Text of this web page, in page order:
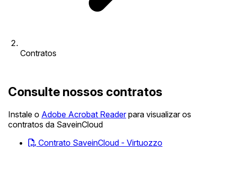
Contratos
Consulte nossos contratos
Instale o Adobe Acrobat Readerpara visualizar os
contratos da SaveinCloud
Contrato SaveinCloud - Virtuozzo